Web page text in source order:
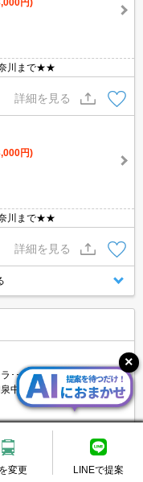
円)
川まで★★
詳細を見る
円)
川まで★★
詳細を見る
･･･/立場駅 徒歩7分
中央南２丁目
円)
変更 LINEで提案